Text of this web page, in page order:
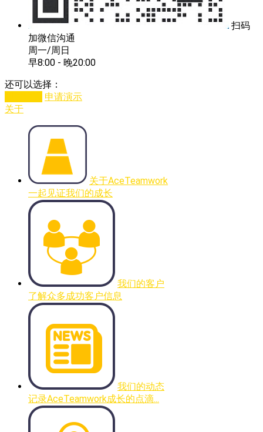
扫码
加微信沟通
周一/周日
早8:00 - 晚20:00
还可以选择：
申请演示
关于
关于AceTeamwork
一起见证我们的成长
我们的客户
了解众多成功客户信息
我们的动态
记录AceTeamwork成长的点滴...